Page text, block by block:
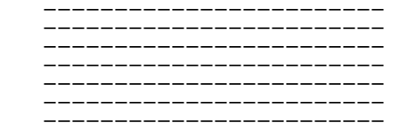
ーーーーーーーーーーーーーーーーーーーーーーーー
ーーーーーーーーーーーーーーーーーーーーーーーー
ーーーーーーーーーーーーーーーーーーーーーーーー
ーーーーーーーーーーーーーーーーーーーーーーーー
ーーーーーーーーーーーーーーーーーーーーーーーー
ーーーーーーーーーーーーーーーーーーーーーーーー
ーーーーーーーーーーーーーーーーーーーーーーーー